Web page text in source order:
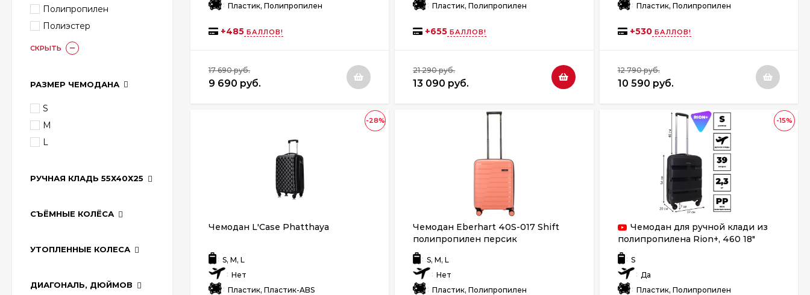
: Пластик, Полипропилен
+485 БАЛЛОВ!
17 690 руб.
9 690 руб.
: Пластик, Полипропилен
+655 БАЛЛОВ!
21 290 руб.
13 090 руб.
: Пластик, Полипропилен
+530БАЛЛОВ!
12 790 руб.
10 590 руб.
-28%
Чемодан L'Case Phatthaya
: S, M, L
: Нет
: Пластик, Пластик-ABS
Чемодан Eberhart 40S-017 Shift
полипропилен персик
: S, M, L
: Нет
: Пластик, Полипропилен
-15%
Чемодан для ручной клади из
полипропилена Rion+, 460 18"
: S
: Да
: Пластик, Полипропилен
Полипропилен
Полиэстер
СКРЫТЬ
РАЗМЕР ЧЕМОДАНА
S
M
L
РУЧНАЯ КЛАДЬ 55Х40Х25
СЪЁМНЫЕ КОЛЁСА
УТОПЛЕННЫЕ КОЛЕСА
ДИАГОНАЛЬ, ДЮЙМОВ